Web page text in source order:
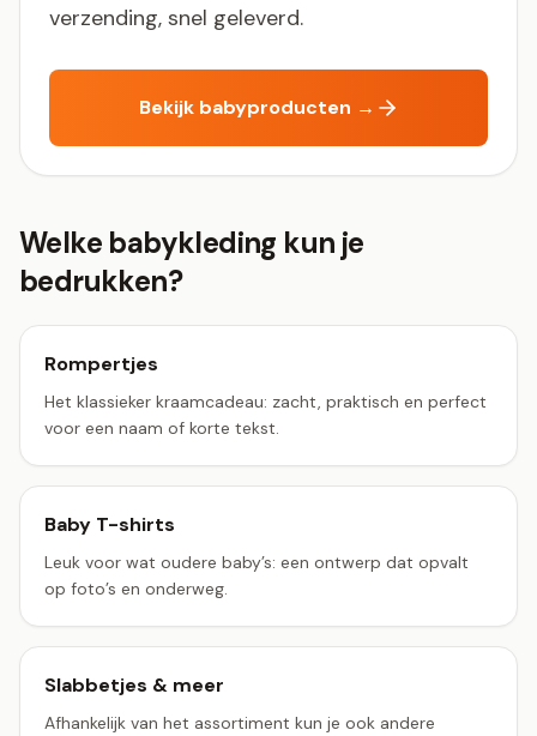
verzending, snel geleverd.
Bekijk babyproducten →
Welke babykleding kun je
bedrukken?
Rompertjes
Het klassieker kraamcadeau: zacht, praktisch en perfect
voor een naam of korte tekst.
Baby T-shirts
Leuk voor wat oudere baby’s: een ontwerp dat opvalt
op foto’s en onderweg.
Slabbetjes & meer
Afhankelijk van het assortiment kun je ook andere